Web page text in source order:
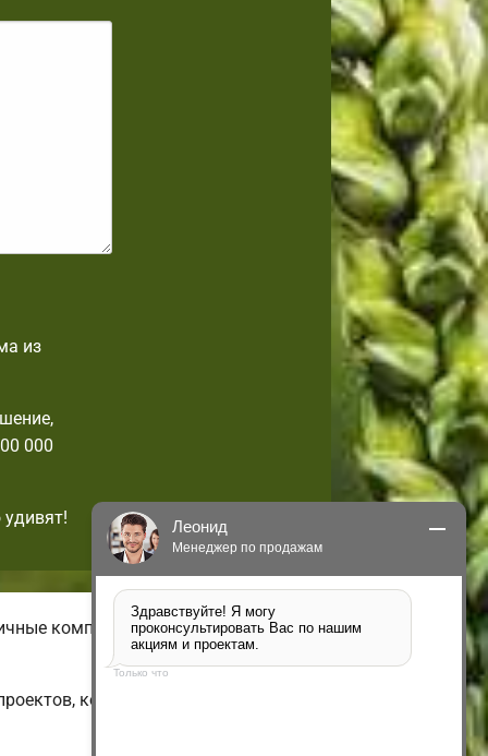
из
000
комплектации домов с
которые можно изменить
Леонид
Менеджер по продажам
Здравствуйте! Я могу
проконсультировать Вас по нашим
акциям и проектам.
Только что